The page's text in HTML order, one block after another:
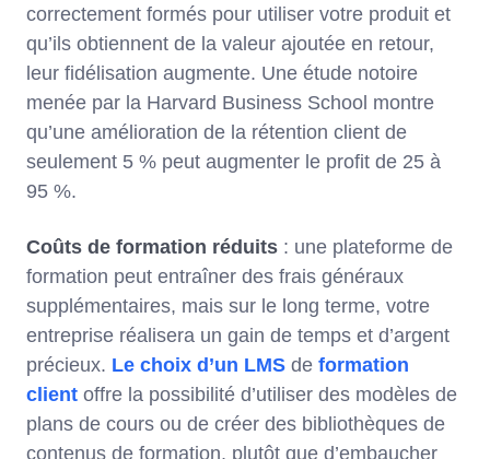
correctement formés pour utiliser votre produit et
qu’ils obtiennent de la valeur ajoutée en retour,
leur fidélisation augmente. Une étude notoire
menée par la Harvard Business School montre
qu’une amélioration de la rétention client de
seulement 5 % peut augmenter le profit de 25 à
95 %.
Coûts de formation réduits : une plateforme de
formation peut entraîner des frais généraux
supplémentaires, mais sur le long terme, votre
entreprise réalisera un gain de temps et d’argent
précieux. Le choix d’un LMS de formation
client offre la possibilité d’utiliser des modèles de
plans de cours ou de créer des bibliothèques de
contenus de formation, plutôt que d’embaucher